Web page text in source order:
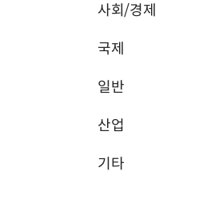
사회/경제
국제
일반
산업
기타